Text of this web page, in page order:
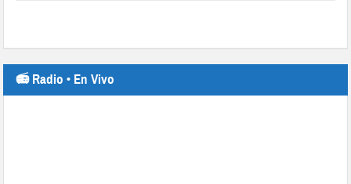
📻 Radio • En Vivo